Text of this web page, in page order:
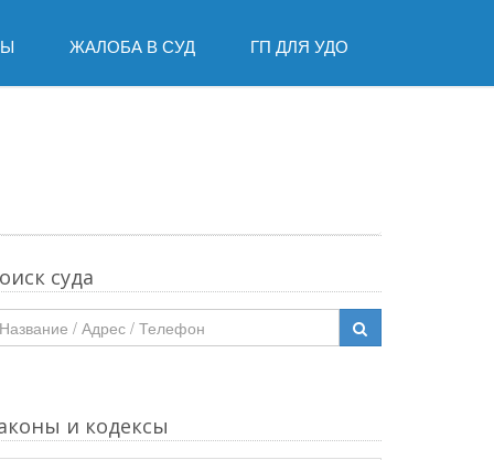
ЖАЛОБА В СУД ГП ДЛЯ УДО
суда
и кодексы